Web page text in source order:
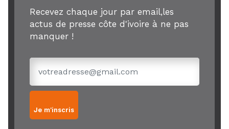
Recevez chaque jour par email,les
actus de presse côte d'ivoire à ne pas
manquer !
Je m'inscris